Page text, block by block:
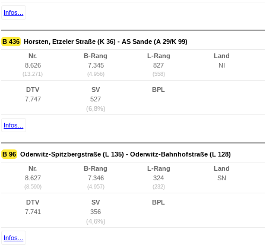
Infos...
B 436 Horsten, Etzeler Straße (K 36) - AS Sande (A 29/K 99)
Nr.
8.626
(13.271)
B-Rang
7.345
(4.956)
L-Rang
827
(558)
Land
NI
DTV
7.747
SV
527
(6,8%)
BPL
Infos...
B 96 Oderwitz-Spitzbergstraße (L 135) - Oderwitz-Bahnhofstraße (L 128)
Nr.
8.627
(8.590)
B-Rang
7.346
(4.957)
L-Rang
324
(232)
Land
SN
DTV
7.741
SV
356
(4,6%)
BPL
Infos...